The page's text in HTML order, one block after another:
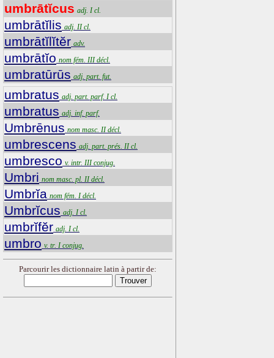
umbrātĭcus adj. I cl.
umbrātĭlis adj. II cl.
umbrātĭlĭtĕr adv.
umbrātĭo nom fém. III décl.
umbratūrūs adj. part. fut.
umbratus adj. part. parf. I cl.
umbratus adj. inf. parf.
Umbrēnus nom masc. II décl.
umbrescens adj. part. prés. II cl.
umbresco v. intr. III conjug.
Umbri nom masc. pl. II décl.
Umbrĭa nom fém. I décl.
Umbrĭcus adj. I cl.
umbrĭfĕr adj. I cl.
umbro v. tr. I conjug.
Parcourir les dictionnaire latin à partir de: